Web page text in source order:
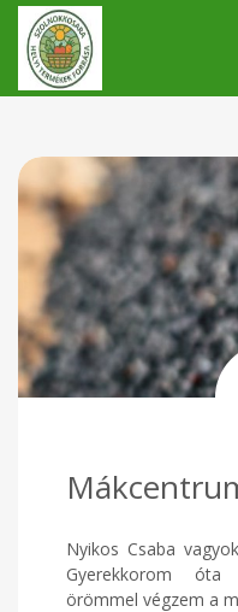
Nyikos Csaba
Gyerekkorom
örömmel végzem a